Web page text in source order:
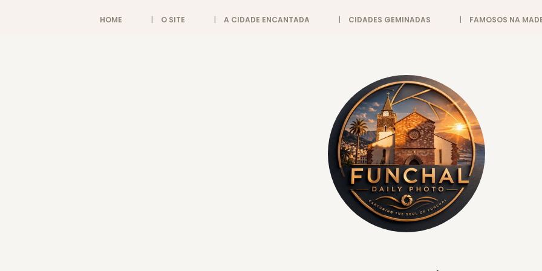
HOME O SITE A CIDADE ENCANTADA CIDADES GEMINADAS FAMOSOS NA